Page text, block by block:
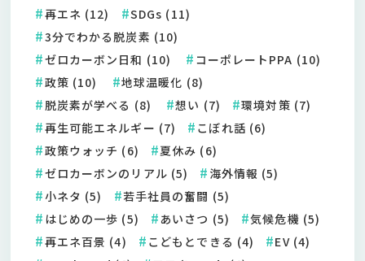
再エネ (12)
SDGs (11)
3分でわかる脱炭素 (10)
ゼロカーボン日和 (10)
コーポレートPPA (10)
政策 (10)
地球温暖化 (8)
脱炭素が学べる (8)
想い (7)
環境対策 (7)
再生可能エネルギー (7)
こぼれ話 (6)
政策ウォッチ (6)
夏休み (6)
ゼロカーボンのリアル (5)
海外情報 (5)
小ネタ (5)
若手社員の奮闘 (5)
はじめの一歩 (5)
あいさつ (5)
気候危機 (5)
再エネ百景 (4)
こどもとできる (4)
EV (4)